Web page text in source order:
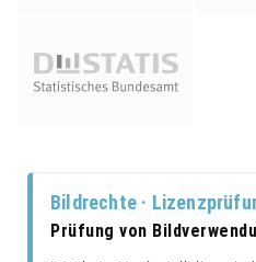
Bildrechte ·
Prüfung von